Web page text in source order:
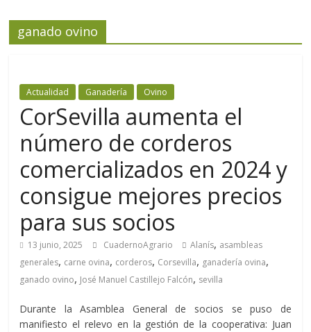
oliva para la próxima campaña
ASAJA Almería advierte de la doble amenaza que afrontan los
ganado ovino
Actualidad Ganadería Ovino
CorSevilla aumenta el
número de corderos
comercializados en 2024 y
consigue mejores precios
para sus socios
13 junio, 2025 CuadernoAgrario Alanís, asambleas
generales, carne ovina, corderos, Corsevilla, ganadería ovina,
ganado ovino, José Manuel Castillejo Falcón, sevilla
Durante la Asamblea General de socios se puso de
manifiesto el relevo en la gestión de la cooperativa: Juan